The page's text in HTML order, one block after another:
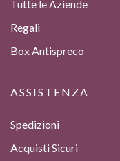
Tutte le Aziende
Regali
Box Antispreco
ASSISTENZA
Spedizioni
Acquisti Sicuri